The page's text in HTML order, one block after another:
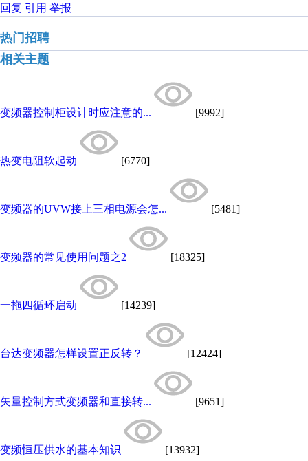
回复 引用 举报
热门招聘
相关主题
变频器控制柜设计时应注意的... [9992]
热变电阻软起动 [6770]
变频器的UVW接上三相电源会怎... [5481]
变频器的常见使用问题之2 [18325]
一拖四循环启动 [14239]
台达变频器怎样设置正反转？ [12424]
矢量控制方式变频器和直接转... [9651]
变频恒压供水的基本知识 [13932]